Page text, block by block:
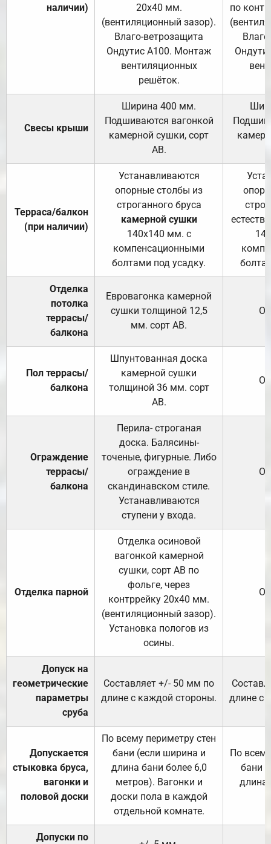
наличии)
20х40 мм.
(вентиляционный зазор).
Влаго-ветрозащита
Ондутис А100. Монтаж
вентиляционных
решёток.
по
Свесы крыши
Ширина 400 мм.
Подшиваются вагонкой
камерной сушки, сорт
АВ.
Терраса/балкон
(при наличии)
Устанавливаются
опорные столбы из
строганного бруса
камерной сушки
140х140 мм. с
компенсационными
болтами под усадку.
Отделка
потолка
террасы/
балкона
Евровагонка камерной
сушки толщиной 12,5
мм. сорт АВ.
Пол террасы/
балкона
Шпунтованная доска
камерной сушки
толщиной 36 мм. сорт
АВ.
Ограждение
террасы/
балкона
Перила- строганая
доска. Балясины-
точеные, фигурные. Либо
ограждение в
скандинавском стиле.
Устанавливаются
ступени у входа.
Отделка парной
Отделка осиновой
вагонкой камерной
сушки, сорт АВ по
фольге, через
контррейку 20х40 мм.
(вентиляционный зазор).
Установка пологов из
осины.
Допуск на
геометрические
параметры
сруба
Составляет +/- 50 мм по
длине с каждой стороны.
длине с
Допускается
стыковка бруса,
вагонки и
половой доски
По всему периметру стен
бани (если ширина и
длина бани более 6,0
метров). Вагонки и
доски пола в каждой
отдельной комнате.
По
бани
длина
Допуски по